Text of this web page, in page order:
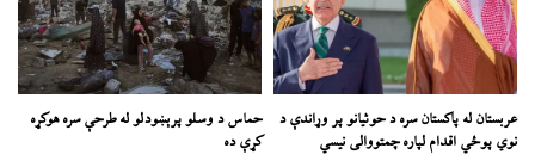
عربستان له پاکستان سره د حوثیانو پر وړاندې د
نوي پوځي اقدام لپاره چمتووالی نیسي
حماس د وسلو پرېښودلو له طرحې سره هوکړه
کړې ده